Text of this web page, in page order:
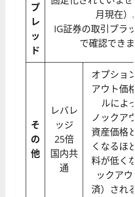
プ
レ
ッ
ド
月現在）。
IG証券の取引プラ
で確認でき
そ
の
他
レバレ
ッジ
25倍
国内共
通
オプショ
アウト価
ルによ
ノックア
資産価格
くなるほ
料が低く
ックアウ
済）され